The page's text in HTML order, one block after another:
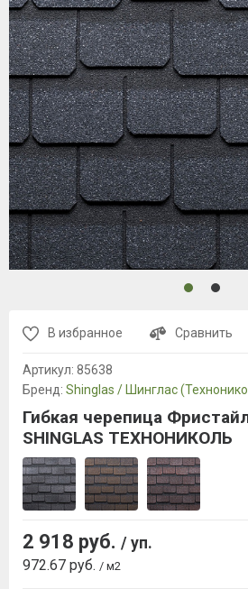
В избранное Сравнить
Артикул: 85638
Бренд: Shinglas / Шинглас
Гибкая черепица
SHINGLAS ТЕХНОНИКОЛЬ
2 918 руб. / уп.
972.67 руб. / м2